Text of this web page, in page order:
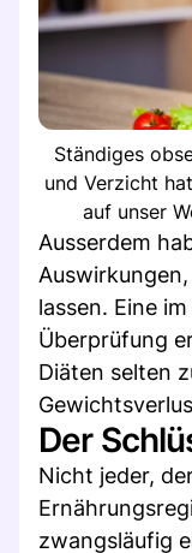
Ständiges
und Verzicht
auf unser
Ausserdem
lassen. Eine
Überprüfung
Diäten selten
Der
Nicht jeder,
zwangsläufig